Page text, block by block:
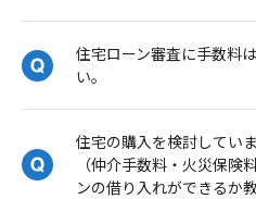
住宅ローン審査に手数料
い。
住宅の購入を検討してい
（仲介手数料・火災保険
ンの借り入れができるか